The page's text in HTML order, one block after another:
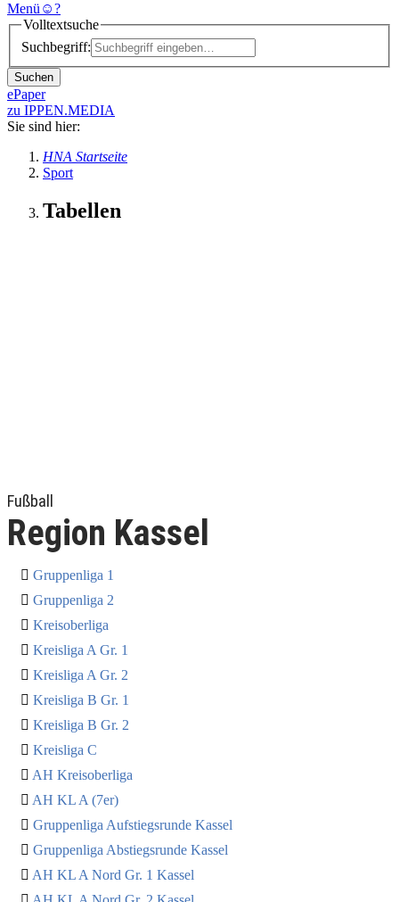
Menü ☺?
Volltextsuche
Suchbegriff:
Suchen
ePaper
zu IPPEN.MEDIA
Sie sind hier:
HNA Startseite
Sport
Tabellen
Fußball
Region Kassel
Gruppenliga 1
Gruppenliga 2
Kreisoberliga
Kreisliga A Gr. 1
Kreisliga A Gr. 2
Kreisliga B Gr. 1
Kreisliga B Gr. 2
Kreisliga C
AH Kreisoberliga
AH KL A (7er)
Gruppenliga Aufstiegsrunde Kassel
Gruppenliga Abstiegsrunde Kassel
AH KL A Nord Gr. 1 Kassel